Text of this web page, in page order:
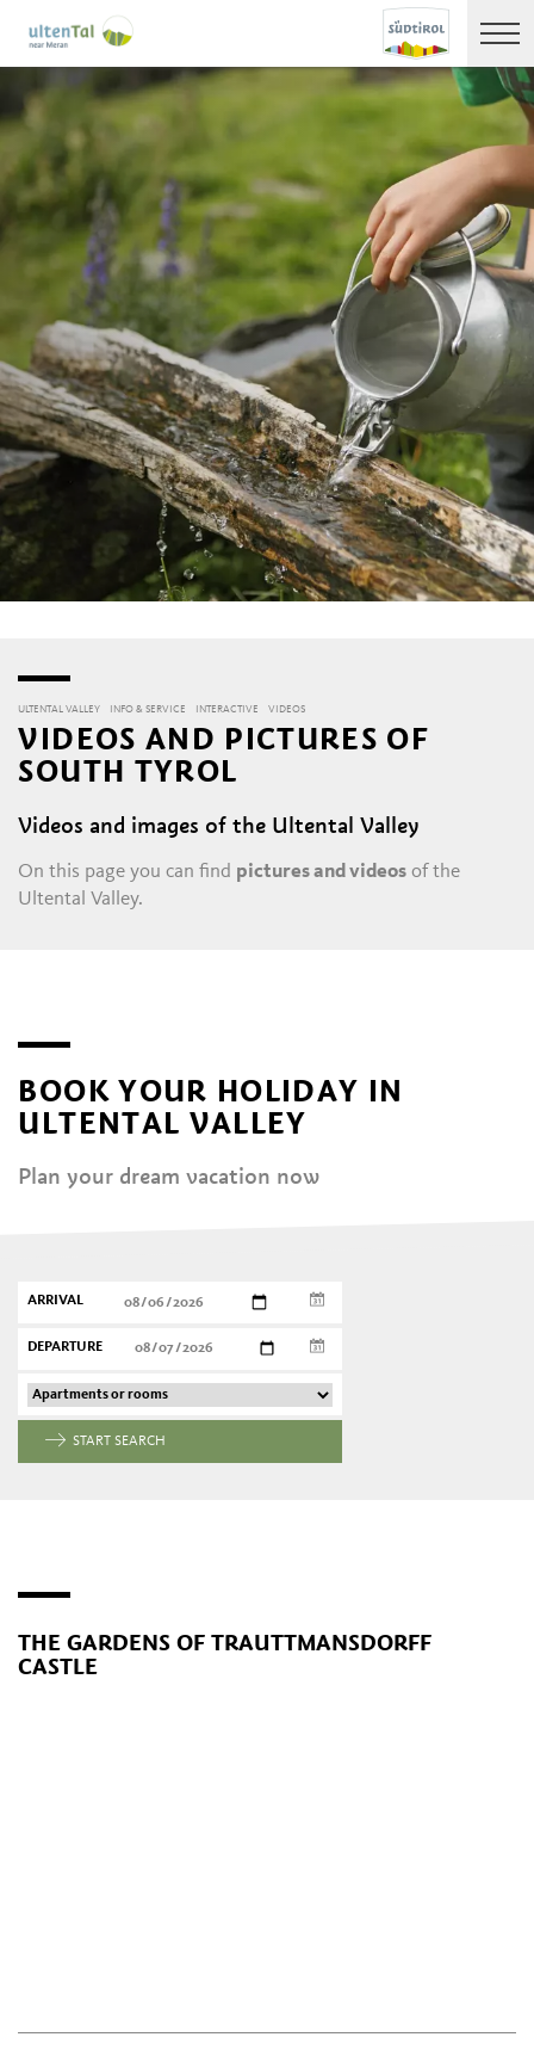
ULTENTAL VALLEY INFO & SERVICE INTERACTIVE VIDEOS
VIDEOS AND PICTURES OF
SOUTH TYROL
Videos and images of the Ultental Valley
On this page you can find pictures and videos of the
Ultental Valley.
BOOK YOUR HOLIDAY IN
ULTENTAL VALLEY
Plan your dream vacation now
ARRIVAL
DEPARTURE
START SEARCH
THE GARDENS OF TRAUTTMANSDORFF
CASTLE